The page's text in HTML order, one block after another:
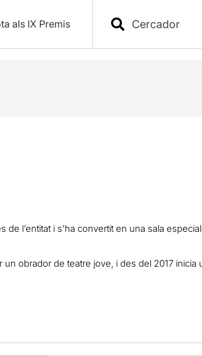
als IX Premis
de l’entitat i s’ha convertit en una sala
obrador de teatre jove, i des del 2017 inicia
de les famílies de la Vila de Gràcia
dels primers mesos de vida.